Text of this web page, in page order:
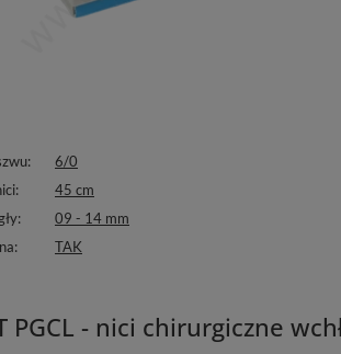
6/0
45 cm
09 - 14 mm
TAK
PGCL - nici chirurgiczne